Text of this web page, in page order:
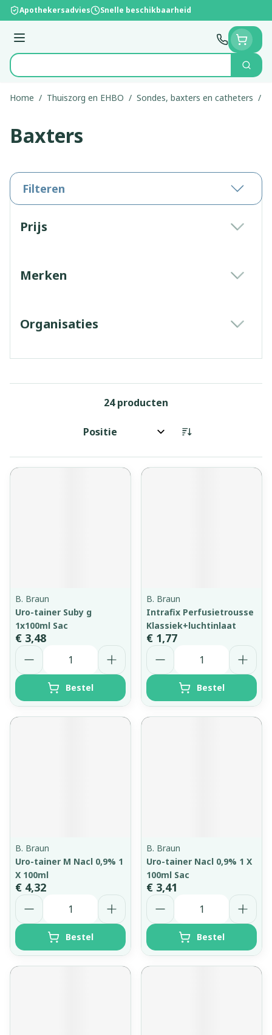
Ga naar de inhoud
Apothekersadvies Snelle beschikbaarheid
Menu
Product, merk, categorie...
Zoek
Home / Thuiszorg en EHBO / Sondes, baxters en catheters /
Baxters
Filteren
Prijs
Merken
Organisaties
24producten
Sorteer op:
B. Braun
Uro-tainer Suby g
1x100ml Sac
€ 3,48
Aantal
Bestel
B. Braun
Intrafix Perfusietrousse
Klassiek+luchtinlaat
€ 1,77
Aantal
Bestel
B. Braun
Uro-tainer M Nacl 0,9% 1
X 100ml
€ 4,32
Aantal
Bestel
B. Braun
Uro-tainer Nacl 0,9% 1 X
100ml Sac
€ 3,41
Aantal
Bestel